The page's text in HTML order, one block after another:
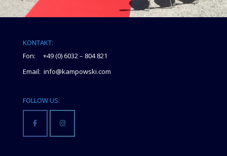
KONTAKT:
Fon: +49 (0) 6032 – 804 821
Email: info@kampowski.com
FOLLOW US: